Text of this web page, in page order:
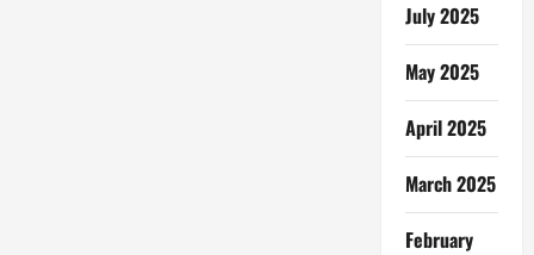
July 2025
May 2025
April 2025
March 2025
February